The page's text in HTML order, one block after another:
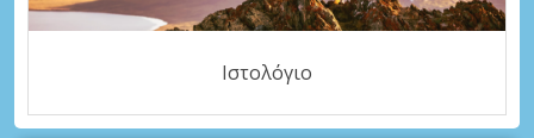
Ιστολόγιο